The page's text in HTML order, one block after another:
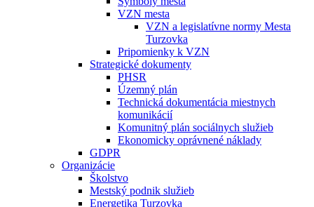
VZN mesta
VZN a legislatívne normy Mesta
Turzovka
Pripomienky k VZN
Strategické dokumenty
PHSR
Územný plán
Technická dokumentácia miestnych
komunikácií
Komunitný plán sociálnych služieb
Ekonomicky oprávnené náklady
GDPR
Organizácie
Školstvo
Mestský podnik služieb
Energetika Turzovka